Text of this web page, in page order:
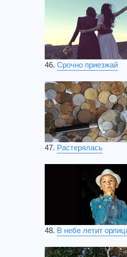
46. Срочно приезжай
47. Растерялась
48. В небе летит